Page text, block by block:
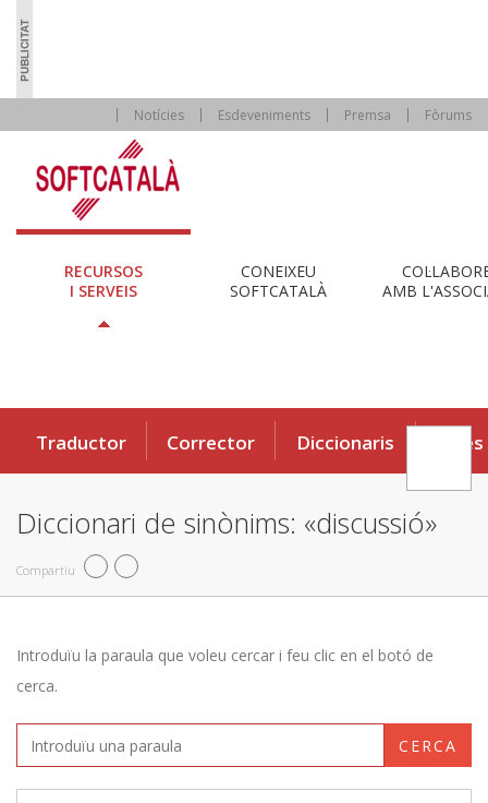
Notícies Esdeveniments Premsa Fòrums
RECURSOS
I SERVEIS
CONEIXEU
SOFTCATALÀ
AMB
Traductor Corrector Diccionaris Eines
Diccionari de sinònims: «discussió»
Compartiu
Introduïu la paraula que voleu cercar i feu clic en el botó de
cerca.
CERCA